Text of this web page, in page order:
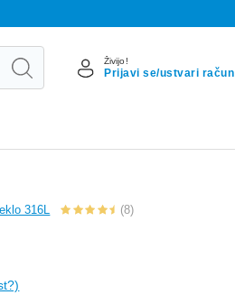
Živijo!
Prijavi se/ustvari račun
316L (8)